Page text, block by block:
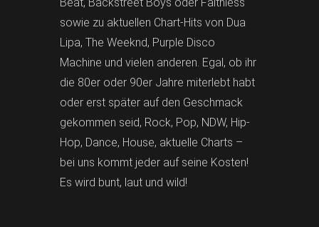
sowie zu aktuellen Chart-Hits von Dua
Lipa, The Weeknd, Purple Disco
Machine und vielen anderen. Egal, ob ihr
die 80er oder 90er Jahre miterlebt habt
oder erst später auf den Geschmack
gekommen seid, Rock, Pop, NDW, Hip-
Hop, Dance, House, aktuelle Charts –
bei uns kommt jeder auf seine Kosten!
Es wird bunt, laut und wild!